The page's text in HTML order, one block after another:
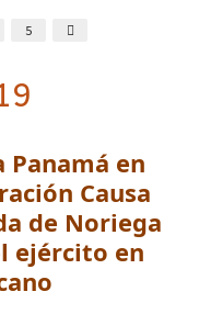
5
Panamá en
Causa
de Noriega
ejército en